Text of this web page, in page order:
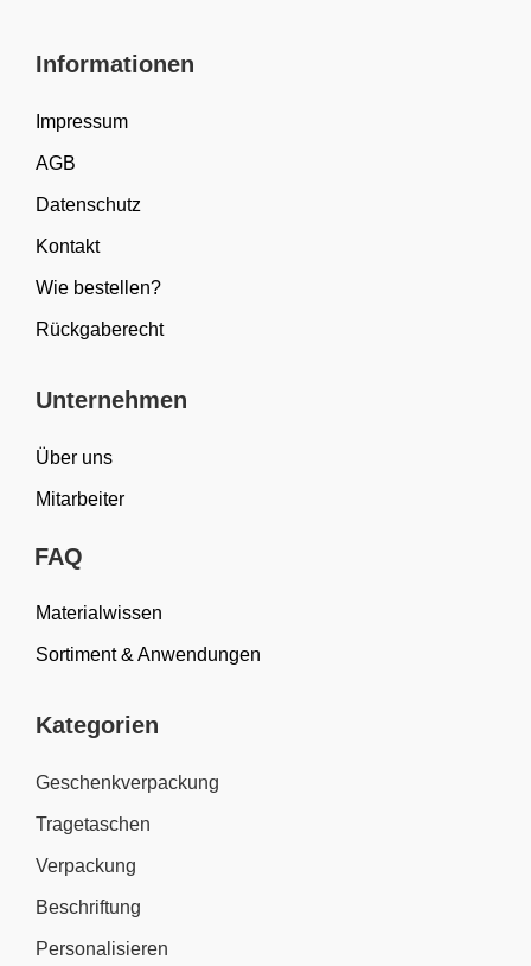
Informationen
Impressum
AGB
Datenschutz
Kontakt
Wie bestellen?
Rückgaberecht
Unternehmen
Über uns
Mitarbeiter
FAQ
Materialwissen
Sortiment & Anwendungen
Kategorien
Geschenkverpackung
Tragetaschen
Verpackung
Beschriftung
Personalisieren